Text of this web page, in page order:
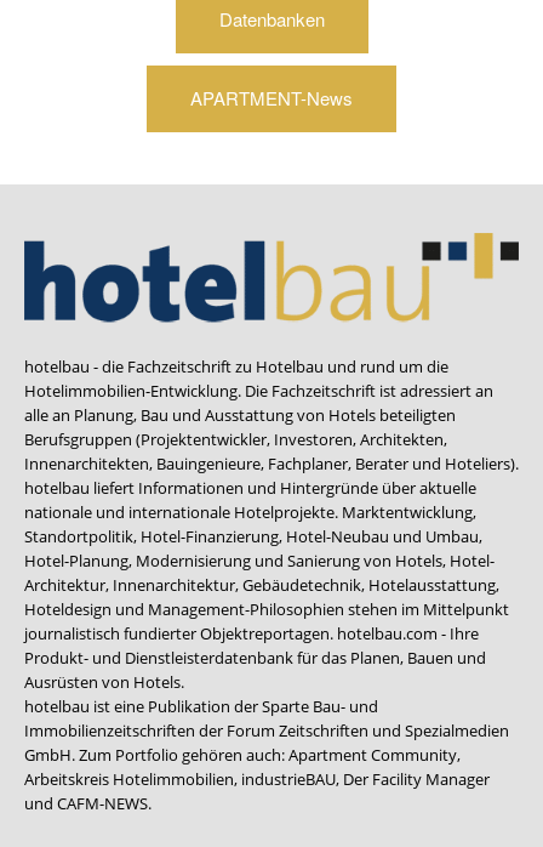
Datenbanken
APARTMENT-News
hotelbau - die Fachzeitschrift zu Hotelbau und rund um die
Hotelimmobilien-Entwicklung. Die Fachzeitschrift ist adressiert an
alle an Planung, Bau und Ausstattung von Hotels beteiligten
Berufsgruppen (Projektentwickler, Investoren, Architekten,
Innenarchitekten, Bauingenieure, Fachplaner, Berater und Hoteliers).
hotelbau liefert Informationen und Hintergründe über aktuelle
nationale und internationale Hotelprojekte. Marktentwicklung,
Standortpolitik, Hotel-Finanzierung, Hotel-Neubau und Umbau,
Hotel-Planung, Modernisierung und Sanierung von Hotels, Hotel-
Architektur, Innenarchitektur, Gebäudetechnik, Hotelausstattung,
Hoteldesign und Management-Philosophien stehen im Mittelpunkt
journalistisch fundierter Objektreportagen. hotelbau.com - Ihre
Produkt- und Dienstleisterdatenbank für das Planen, Bauen und
Ausrüsten von Hotels.
hotelbau ist eine Publikation der Sparte Bau- und
Immobilienzeitschriften der Forum Zeitschriften und Spezialmedien
GmbH. Zum Portfolio gehören auch:Apartment Community,
Arbeitskreis Hotelimmobilien, industrieBAU, Der Facility Manager
und CAFM-NEWS.